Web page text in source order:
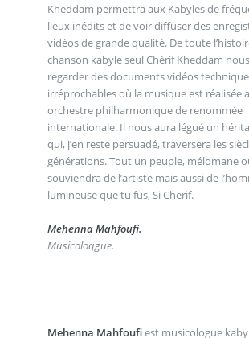
Kheddam permettra aux Kabyles de
lieux inédits et de voir diffuser des
vidéos de grande qualité. De toute
chanson kabyle seul Chérif Kheddam
regarder des documents vidéos
irréprochables où la musique est réalisée
orchestre philharmonique de renommée
internationale. Il nous aura légué un
qui, j’en reste persuadé, traversera les
générations. Tout un peuple, mélomane
souviendra de l’artiste mais aussi de
lumineuse que tu fus, Si Cherif.
Mehenna Mahfoufi.
Musicoloqgue.
Mehenna Mahfoufiest musicologue